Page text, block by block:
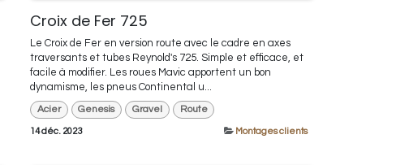
Croix de Fer 725
Le Croix de Fer en version route avec le cadre en axes
traversants et tubes Reynold's 725. Simple et efficace, et
facile à modifier. Les roues Mavic apportent un bon
dynamisme, les pneus Continental u...
Acier Genesis Gravel Route
14 déc. 2023 Montages clients